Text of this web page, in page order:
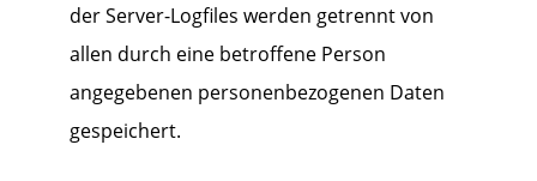
der Server-Logfiles werden getrennt von
allen durch eine betroffene Person
angegebenen personenbezogenen Daten
gespeichert.